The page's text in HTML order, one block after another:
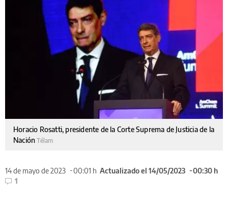
Horacio Rosatti, presidente de la Corte Suprema de Justicia de la
NaciónTélam
14 de mayo de 2023 00:01 h Actualizado el 14/05/2023
00:30 h
1